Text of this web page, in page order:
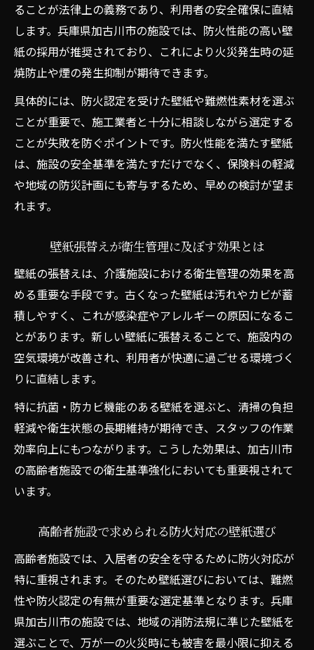
ることが法律上の義務であり、利用者の安全確保に直結
します。兵庫県加古川市の施設では、防火性能の高い壁
紙の採用が推奨されており、これにより火災発生時の延
焼防止や煙の発生抑制が期待できます。
具体的には、防火認定を受けた壁紙や難燃性素材を選ぶ
ことが重要で、施工業者と十分に相談しながら選定する
ことが失敗を防ぐポイントです。防火性能を満たす壁紙
は、施設の安全基準を満たすだけでなく、保険料の軽減
や地域の防災計画にも寄与するため、早めの検討が望ま
れます。
壁紙張替えが衛生管理に及ぼす効果とは
壁紙の張替えは、介護施設における衛生管理の効果を高
める重要な手段です。古くなった壁紙は汚れやカビが蓄
積しやすく、これが感染症やアレルギーの原因になるこ
とがあります。新しい壁紙に張替えることで、施設内の
空気環境が改善され、利用者が快適に過ごせる環境づく
りに直結します。
特に抗菌・防カビ機能のある壁紙を選ぶと、清掃の負担
軽減や衛生状態の長期維持が期待でき、スタッフの作業
効率向上にもつながります。こうした効果は、加古川市
の高齢者施設での衛生基準強化においても重要視されて
います。
高齢者施設で求められる防火対応の壁紙選び
高齢者施設では、入居者の安全を守るために防火対応が
特に重視されます。そのため壁紙選びにおいては、難燃
性や防火認定の有無が重要な選定基準となります。兵庫
県加古川市の施設では、地域の消防法規に準じた壁紙を
選ぶことで、万が一の火災時にも被害を最小限に抑える